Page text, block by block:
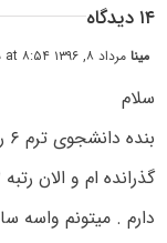
۱۴ دیدگاه
مینامرداد ۸, ۱۳۹۶ at ۸:۵۴ ب٫ظ
سلام
گذرانده ام و الان رتبه ۳ کلاس رو
دارم . میتونم واسه